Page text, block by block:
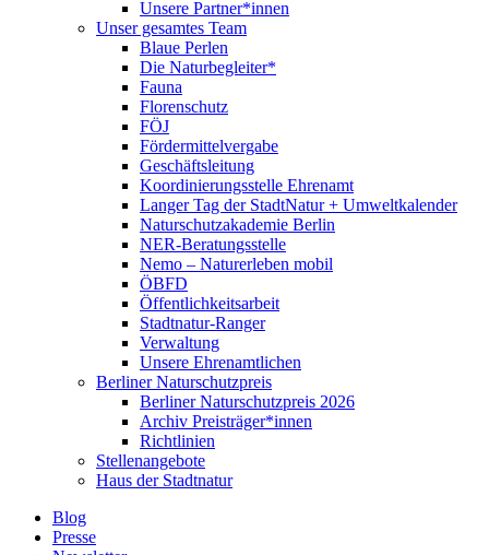
Unsere Partner*innen
Unser gesamtes Team
Blaue Perlen
Die Naturbegleiter*
Fauna
Florenschutz
FÖJ
Fördermittelvergabe
Geschäftsleitung
Koordinierungsstelle Ehrenamt
Langer Tag der StadtNatur + Umweltkalender
Naturschutzakademie Berlin
NER-Beratungsstelle
Nemo – Naturerleben mobil
ÖBFD
Öffentlichkeitsarbeit
Stadtnatur-Ranger
Verwaltung
Unsere Ehrenamtlichen
Berliner Naturschutzpreis
Berliner Naturschutzpreis 2026
Archiv Preisträger*innen
Richtlinien
Stellenangebote
Haus der Stadtnatur
Blog
Presse